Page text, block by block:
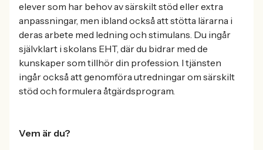
elever som har behov av särskilt stöd eller extra
anpassningar, men ibland också att stötta lärarna i
deras arbete med ledning och stimulans. Du ingår
självklart i skolans EHT, där du bidrar med de
kunskaper som tillhör din profession. I tjänsten
ingår också att genomföra utredningar om särskilt
stöd och formulera åtgärdsprogram.
Vem är du?